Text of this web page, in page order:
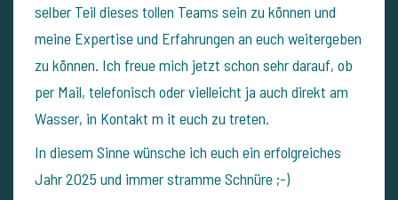
selber Teil dieses tollen Teams sein zu können und
meine Expertise und Erfahrungen an euch weitergeben
zu können. Ich freue mich jetzt schon sehr darauf, ob
per Mail, telefonisch oder vielleicht ja auch direkt am
Wasser, in Kontakt m it euch zu treten.
In diesem Sinne wünsche ich euch ein erfolgreiches
Jahr 2025 und immer stramme Schnüre ;-)